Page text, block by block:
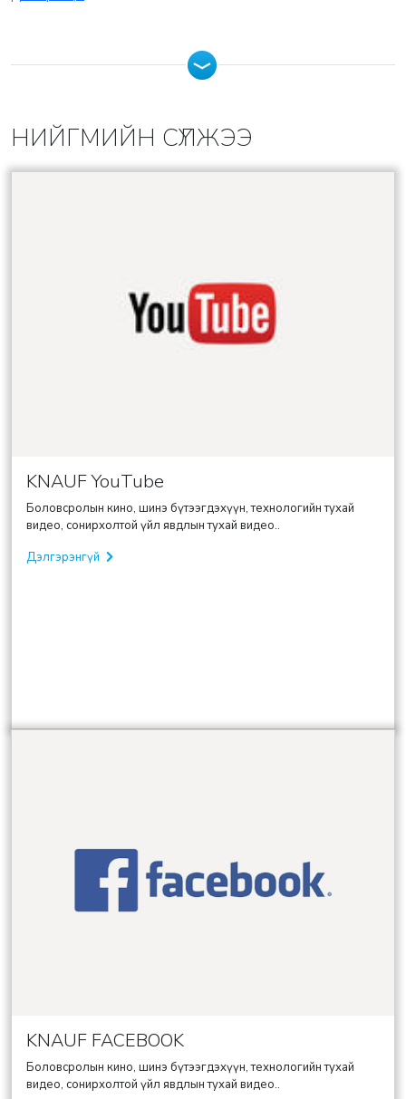
НИЙГМИЙН СҮЛЖЭЭ
KNAUF YouTube
Боловсролын кино, шинэ бүтээгдэхүүн, технологийн тухай
видео, сонирхолтой үйл явдлын тухай видео..
Дэлгэрэнгүй
KNAUF FACEBOOK
Боловсролын кино, шинэ бүтээгдэхүүн, технологийн тухай
видео, сонирхолтой үйл явдлын тухай видео..